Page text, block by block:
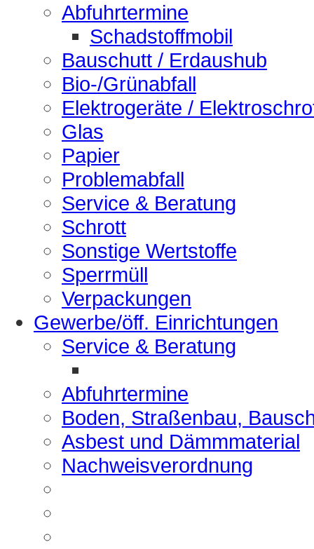
Abfuhrtermine
Schadstoffmobil
Bauschutt / Erdaushub
Bio-/Grünabfall
Elektrogeräte /
Glas
Papier
Problemabfall
Service & Beratung
Schrott
Sonstige Wertstoffe
Sperrmüll
Verpackungen
Gewerbe/öff. Einrichtungen
Service & Beratung
Abfuhrtermine
Boden, Straßenbau,
Asbest und Dämmmaterial
Nachweisverordnung